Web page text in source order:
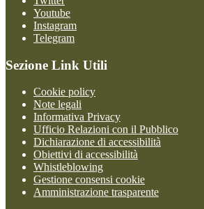
Youtube
Instagram
Telegram
Sezione Link Utili
Cookie policy
Note legali
Informativa Privacy
Ufficio Relazioni con il Pubblico
Dichiarazione di accessibilità
Obiettivi di accessibilità
Whistleblowing
Gestione consensi cookie
Amministrazione trasparente